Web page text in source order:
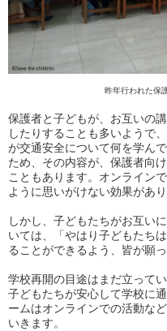
昨年行われた保
保護者と子どもが、お互いの
したりすることも多いようで
が交通安全について何を学ん
ため、その内容が、保護者向
こともあります。オンライン
ように思いがけない効果があ
しかし、子どもたちがお互い
いては、「やはり子どもたち
ることができるよう、皆が願
学校再開の目途はまだ立って
子どもたちが安心して学校に
ームはオンラインでの活動な
いきます。